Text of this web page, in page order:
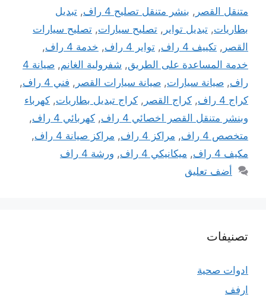
متنقل القصر , بنشر متنقل تصليح 4 راف , تبديل
بطاريات, تبديل تواير , تصليح سيارات, تصليح سيارات
القصر , تكييف 4 راف , تواير 4 راف , خدمة 4 راف
,
خدمة المساعدة على الطريق, شفرولية الغانم,
صيانة 4
راف, صيانة سيارات, صيانة سيارات القصر , فني 4 راف
,
كراج 4 راف
, كراج القصر , كراج تبديل بطاريات, كهرباء
وبنشر متنقل القصر اخصائي 4 راف
, كهربائي 4 راف
,
متخصص 4 راف
, مراكز 4 راف , مراكز صيانة 4 راف
,
مكيف 4 راف
, ميكانيكي 4 راف , ورشة 4 راف
أضف تعليق
تصنيفات
ادوات صحية
ارفف